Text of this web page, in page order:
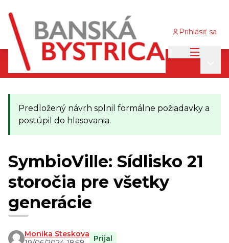
Prihlásiť sa
Participatívny rozpočet 2024/2025 /
Projektové návrhy 2024/2025
Predložený návrh splnil formálne požiadavky a
postúpil do hlasovania.
SymbioVille: Sídlisko 21
storočia pre všetky
generácie
Monika Steskova Prijal